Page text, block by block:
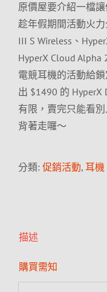
原價屋要介紹一檔
趁年假期間活動火
III S Wireless、
HyperX Cloud
電競耳機的活動給
出 $1490 的
有限，賣完只能看
背著走囉～
分類: 促銷活動, 耳機
描述
購買需知